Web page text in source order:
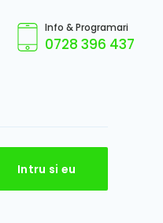
Info & Programari
0728 396 437